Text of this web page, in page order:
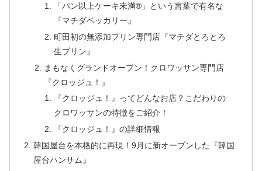
「パン以上ケーキ未満®」という言葉で有名な
『マチダベッカリー』
町田初の無添加プリン専門店『マチダとろとろ
生プリン』
まもなくグランドオープン！クロワッサン専門店
『クロッジュ！』
『クロッジュ！』ってどんなお店？こだわりの
クロワッサンの特徴をご紹介！
『クロッジュ！』の詳細情報
韓国屋台を本格的に再現！9月に新オープンした『韓国
屋台ハンサム』